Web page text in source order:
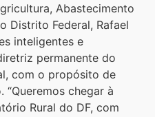
Abastecimento
Distrito Federal, Rafael
inteligentes e
permanente do
com o propósito de
chegar à
Rural do DF, com